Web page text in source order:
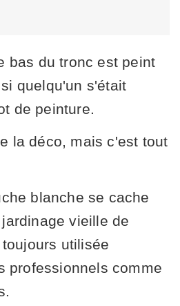
bas du tronc est peint
quelqu'un s'était
de peinture.
la déco, mais c'est tout
blanche se cache
vieille de
utilisée
professionnels comme